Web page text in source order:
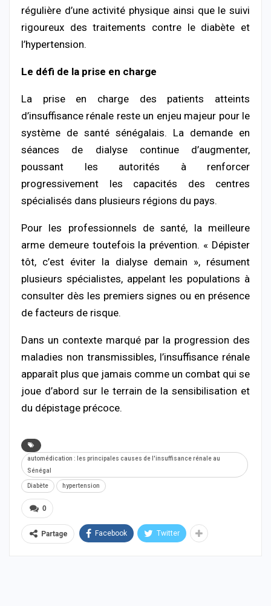
régulière d’une activité physique ainsi que le suivi
rigoureux des traitements contre le diabète et
l’hypertension.
Le défi de la prise en charge
La prise en charge des patients atteints
d’insuffisance rénale reste un enjeu majeur pour le
système de santé sénégalais. La demande en
séances de dialyse continue d’augmenter,
poussant les autorités à renforcer
progressivement les capacités des centres
spécialisés dans plusieurs régions du pays.
Pour les professionnels de santé, la meilleure
arme demeure toutefois la prévention. « Dépister
tôt, c’est éviter la dialyse demain », résument
plusieurs spécialistes, appelant les populations à
consulter dès les premiers signes ou en présence
de facteurs de risque.
Dans un contexte marqué par la progression des
maladies non transmissibles, l’insuffisance rénale
apparaît plus que jamais comme un combat qui se
joue d’abord sur le terrain de la sensibilisation et
du dépistage précoce.
automédication : les principales causes de l'insuffisance rénale au
Sénégal
Diabète hypertension
0
Partage Facebook Twitter